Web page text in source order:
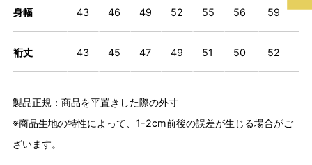
身幅 43 46 49 52 55 56 59
裄丈 43 45 47 49 51 50 52
製品正規：商品を平置きした際の外寸
※商品生地の特性によって、1-2cm前後の誤差が生じる場合がご
ざいます。